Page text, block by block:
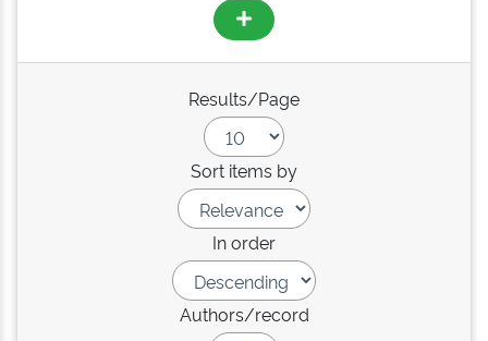
Results/Page
Sort items by
In order
Authors/record